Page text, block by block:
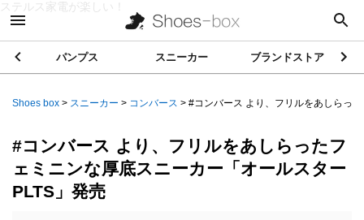
ステルス家電が楽しい！
パンプス スニーカー ブランドストア
Shoes box > スニーカー > コンバース > #コンバース より、フリルをあしらっ
#コンバース より、フリルをあしらったフ
ェミニンな厚底スニーカー「オールスター
PLTS」発売